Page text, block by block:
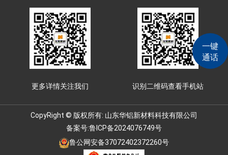
更多详情关注我们 识别二维码查看手机站
CopyRight © 版权所有: 山东华铝新材料科技有限公司
备案号:鲁ICP备2024076749号
鲁公网安备37072402372260号
一键
通话